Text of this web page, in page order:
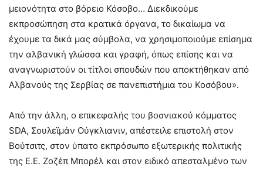
μειονότητα στο βόρειο Κόσοβο… Διεκδικούμε
εκπροσώπηση στα κρατικά όργανα, το δικαίωμα να
έχουμε τα δικά μας σύμβολα, να χρησιμοποιούμε επίσημα
την αλβανική γλώσσα και γραφή, όπως επίσης και να
αναγνωριστούν οι τίτλοι σπουδών που αποκτήθηκαν από
Αλβανούς της Σερβίας σε πανεπιστήμια του Κοσόβου».
Από την άλλη, ο επικεφαλής του βοσνιακού κόμματος
SDA, Σουλεϊμάν Ούγκλιανιν, απέστειλε επιστολή στον
Βούτσιτς, στον ύπατο εκπρόσωπο εξωτερικής πολιτικής
της Ε.Ε. Ζοζέπ Μπορέλ και στον ειδικό απεσταλμένο των